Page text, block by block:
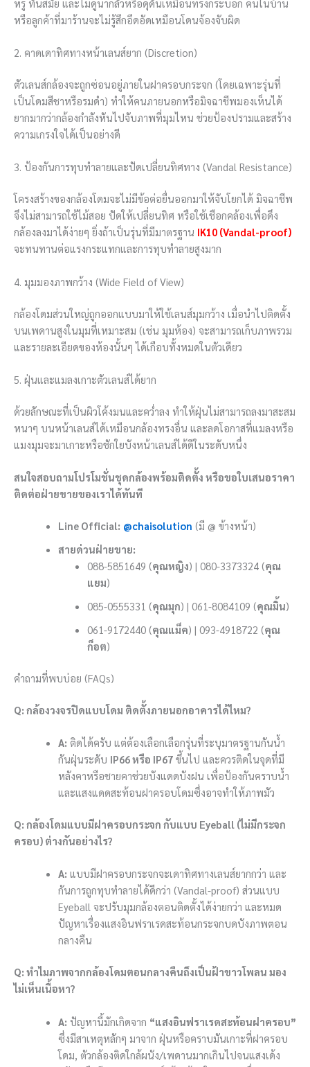
หรู ทันสมัย และไม่ดูน่ากลัวหรือดุดันเหมือนทรงกระบอก คนในบ้าน
หรือลูกค้าที่มาร้านจะไม่รู้สึกอึดอัดเหมือนโดนจ้องจับผิด
2. คาดเดาทิศทางหน้าเลนส์ยาก (Discretion)
ตัวเลนส์กล้องจะถูกซ่อนอยู่ภายในฝาครอบกระจก (โดยเฉพาะรุ่นที่
เป็นโดมสีชาหรือรมดำ) ทำให้คนภายนอกหรือมิจฉาชีพมองเห็นได้
ยากมากว่ากล้องกำลังหันไปจับภาพที่มุมไหน ช่วยป้องปรามและสร้าง
ความเกรงใจได้เป็นอย่างดี
3. ป้องกันการทุบทำลายและปัดเปลี่ยนทิศทาง (Vandal Resistance)
โครงสร้างของกล้องโดมจะไม่มีข้อต่อยื่นออกมาให้จับโยกได้ มิจฉาชีพ
จึงไม่สามารถใช้ไม้สอย ปัดให้เปลี่ยนทิศ หรือใช้เชือกคล้องเพื่อดึง
กล้องลงมาได้ง่ายๆ ยิ่งถ้าเป็นรุ่นที่มีมาตรฐาน IK10 (Vandal-proof)
จะทนทานต่อแรงกระแทกและการทุบทำลายสูงมาก
4. มุมมองภาพกว้าง (Wide Field of View)
กล้องโดมส่วนใหญ่ถูกออกแบบมาให้ใช้เลนส์มุมกว้าง เมื่อนำไปติดตั้ง
บนเพดานสูงในมุมที่เหมาะสม (เช่น มุมห้อง) จะสามารถเก็บภาพรวม
และรายละเอียดของห้องนั้นๆ ได้เกือบทั้งหมดในตัวเดียว
5. ฝุ่นและแมลงเกาะตัวเลนส์ได้ยาก
ด้วยลักษณะที่เป็นผิวโค้งมนและคว่ำลง ทำให้ฝุ่นไม่สามารถลงมาสะสม
หนาๆ บนหน้าเลนส์ได้เหมือนกล้องทรงอื่น และลดโอกาสที่แมลงหรือ
แมงมุมจะมาเกาะหรือชักใยบังหน้าเลนส์ได้ดีในระดับหนึ่ง
สนใจสอบถามโปรโมชั่นชุดกล้องพร้อมติดตั้ง หรือขอใบเสนอราคา
ติดต่อฝ่ายขายของเราได้ทันที
Line Official: @chaisolution (มี @ ข้างหน้า)
สายด่วนฝ่ายขาย:
088-5851649 (คุณหญิง) | 080-3373324 (คุณ
แยม)
085-0555331 (คุณมุก) | 061-8084109 (คุณมิ้น)
061-9172440 (คุณแม็ค) | 093-4918722 (คุณ
ก็อต)
คำถามที่พบบ่อย (FAQs)
Q: กล้องวงจรปิดแบบโดม ติดตั้งภายนอกอาคารได้ไหม?
A: ติดได้ครับ แต่ต้องเลือกเลือกรุ่นที่ระบุมาตรฐานกันน้ำ
กันฝุ่นระดับ IP66 หรือ IP67ขึ้นไป และควรติดในจุดที่มี
หลังคาหรือชายคาช่วยบังแดดบังฝน เพื่อป้องกันคราบน้ำ
และแสงแดดสะท้อนฝาครอบโดมซึ่งอาจทำให้ภาพมัว
Q: กล้องโดมแบบมีฝาครอบกระจก กับแบบ Eyeball (ไม่มีกระจก
ครอบ) ต่างกันอย่างไร?
A: แบบมีฝาครอบกระจกจะเดาทิศทางเลนส์ยากกว่า และ
กันการถูกทุบทำลายได้ดีกว่า (Vandal-proof) ส่วนแบบ
Eyeball จะปรับมุมกล้องตอนติดตั้งได้ง่ายกว่า และหมด
ปัญหาเรื่องแสงอินฟราเรดสะท้อนกระจกบดบังภาพตอน
กลางคืน
Q: ทำไมภาพจากกล้องโดมตอนกลางคืนถึงเป็นฝ้าขาวโพลน มอง
ไม่เห็นเนื้อหา?
A: ปัญหานี้มักเกิดจาก “แสงอินฟราเรดสะท้อนฝาครอบ”
ซึ่งมีสาเหตุหลักๆ มาจาก ฝุ่นหรือคราบมันเกาะที่ฝาครอบ
โดม, ตัวกล้องติดใกล้ผนัง/เพดานมากเกินไปจนแสงเด้ง